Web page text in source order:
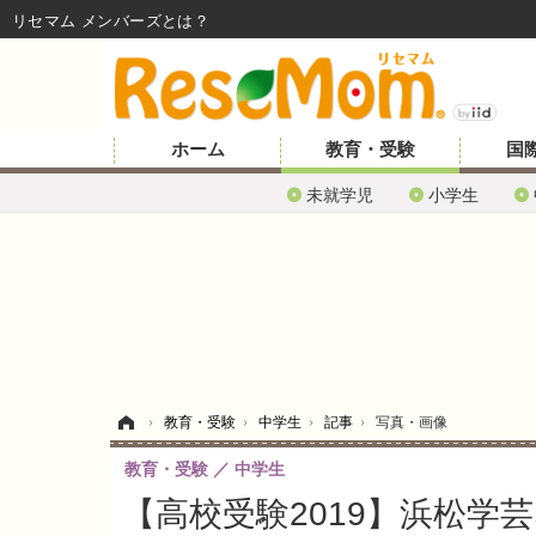
ホーム 教育・受験
未就学児 小学生
国
› 教育・受験 › 中学生 › 記事 › 写真・画像
【高校受験2019】浜松学
教育・受験 中学生
リセマム メンバーズ